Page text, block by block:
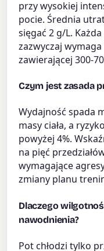
przy wysokiej
pocie. Średnia
sięgać 2 g/L.
zazwyczaj
zawierającej 300-
Czym jest zasada
Wydajność spada
masy ciała, a
powyżej 4%.
na pięć
wymagające
zmiany planu
Dlaczego
nawodnienia?
Pot chłodzi tylko